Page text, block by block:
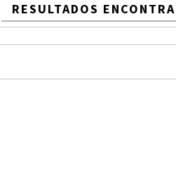
RESULTADOS